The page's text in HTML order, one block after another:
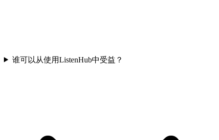
谁可以从使用ListenHub中受益？